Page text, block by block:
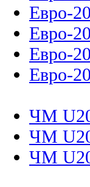
Евро-
Евро-
Евро-
Евро-
ЧМ
ЧМ
ЧМ